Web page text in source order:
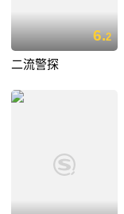
6.2
二流警探